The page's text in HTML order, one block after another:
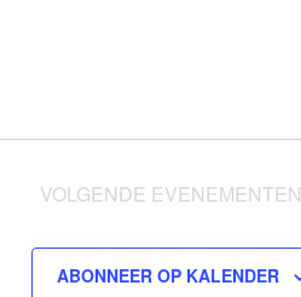
VOLGENDE EVENEMENTEN
ABONNEER OP KALENDER